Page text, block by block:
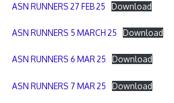
ASN RUNNERS 27 FEB 25 Download
ASN RUNNERS 5 MARCH 25 Download
ASN RUNNERS 6 MAR 25 Download
ASN RUNNERS 7 MAR 25 Download